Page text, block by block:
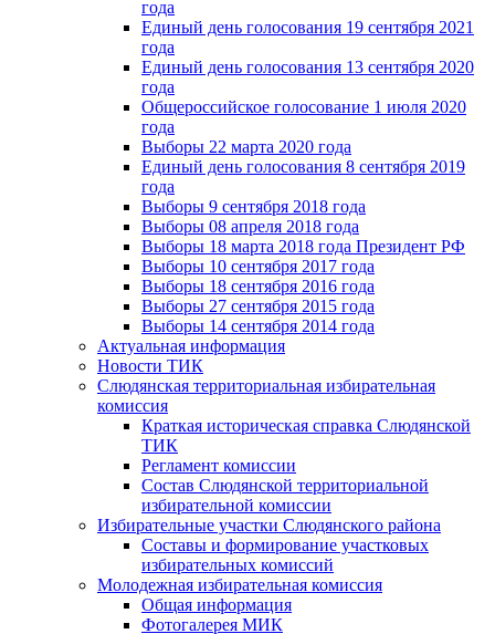
года
Единый день голосования 19 сентября 2021
года
Единый день голосования 13 сентября 2020
года
Общероссийское голосование 1 июля 2020
года
Выборы 22 марта 2020 года
Единый день голосования 8 сентября 2019
года
Выборы 9 сентября 2018 года
Выборы 08 апреля 2018 года
Выборы 18 марта 2018 года Президент РФ
Выборы 10 сентября 2017 года
Выборы 18 сентября 2016 года
Выборы 27 сентября 2015 года
Выборы 14 сентября 2014 года
Актуальная информация
Новости ТИК
Слюдянская территориальная избирательная
комиссия
Краткая историческая справка Слюдянской
ТИК
Регламент комиссии
Состав Слюдянской территориальной
избирательной комиссии
Избирательные участки Слюдянского района
Составы и формирование участковых
избирательных комиссий
Молодежная избирательная комиссия
Общая информация
Фотогалерея МИК